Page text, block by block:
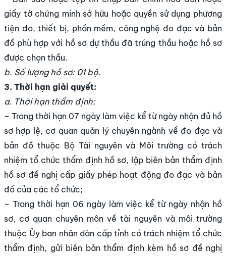
giấy tờ chứng minh sở hữu hoặc quyền sử dụng phương
tiện đo, thiết bị, phần mềm, công nghệ đo đạc và bản
đồ phù hợp với hồ sơ dự thầu đã trúng thầu hoặc hồ sơ
được chọn thầu.
b. Số lượng hồ sơ: 01 bộ.
3. Thời hạn giải quyết:
a. Thời hạn thẩm định:
– Trong thời hạn 07 ngày làm việc kể từ ngày nhận đủ hồ
sơ hợp lệ, cơ quan quản lý chuyên ngành về đo đạc và
bản đồ thuộc Bộ Tài nguyên và Môi trường có trách
nhiệm tổ chức thẩm định hồ sơ, lập biên bản thẩm định
hồ sơ đề nghị cấp giấy phép hoạt động đo đạc và bản
đồ của các tổ chức;
– Trong thời hạn 06 ngày làm việc kể từ ngày nhận hồ
sơ, cơ quan chuyên môn về tài nguyên và môi trường
thuộc Ủy ban nhân dân cấp tỉnh có trách nhiệm tổ chức
thẩm định, gửi biên bản thẩm định kèm hồ sơ đề nghị